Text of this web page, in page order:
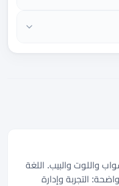
واللوت والبيب. اللغة
التجربة وإدارة